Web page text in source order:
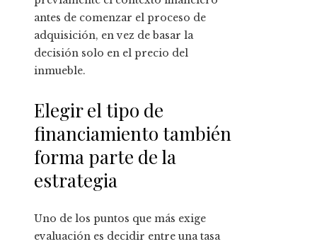
antes de comenzar el proceso de
adquisición, en vez de basar la
decisión solo en el precio del
inmueble.
Elegir el tipo de
financiamiento también
forma parte de la
estrategia
Uno de los puntos que más exige
evaluación es decidir entre una tasa